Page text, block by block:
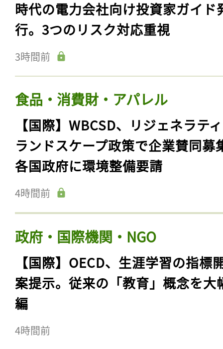
時代の電力会社向け投資家ガイド
行。3つのリスク対応重視
3時間前
食品・消費財・アパレル
【国際】WBCSD、リジェネラテ
ランドスケープ政策で企業賛同募
各国政府に環境整備要請
4時間前
政府・国際機関・NGO
【国際】OECD、生涯学習の指標
案提示。従来の「教育」概念を大
編
4時間前